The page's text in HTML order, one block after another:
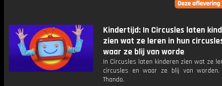
Kindertijd: In Circusles laten
zien wat ze leren in hun
waar ze blij van worde
In Circusles laten kinderen zien wat ze
circusles en waar ze blij van worden.
Thando.